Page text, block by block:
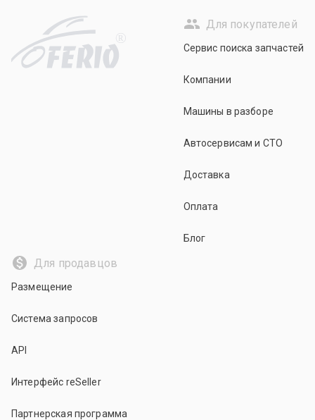
R
Для покупателей
Сервис поиска запчастей
Компании
Машины в разборе
Автосервисам и СТО
Доставка
Оплата
Блог
Для продавцов
Размещение
Система запросов
API
Интерфейс reSeller
Партнерская программа